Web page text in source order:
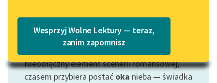
Lektury szkolne i klasyka
literatury do słuchania dla
uczennic i uczniów z
niepełnosprawnościami
Katalog w formacie PDF
Wesprzyj Wolne Lektury — teraz,
zanim zapomnisz
Motyw: Księżyc
Nieodłączny element scenerii romansowej;
czasem przybiera postać oka nieba — świadka